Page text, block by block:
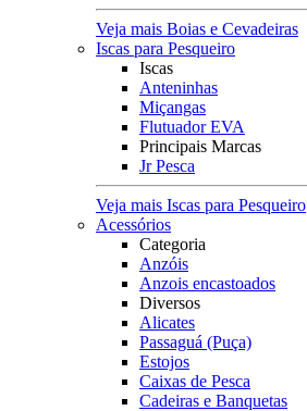
Veja mais Boias e Cevadeiras
Iscas para Pesqueiro
Iscas
Anteninhas
Miçangas
Flutuador EVA
Principais Marcas
Jr Pesca
Veja mais Iscas para Pesqueiro
Acessórios
Categoria
Anzóis
Anzois encastoados
Diversos
Alicates
Passaguá (Puça)
Estojos
Caixas de Pesca
Cadeiras e Banquetas